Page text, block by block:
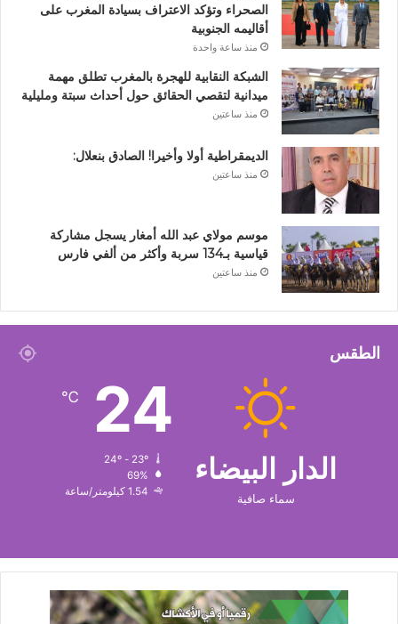
الصحراء وتؤكد الاعتراف بسيادة المغرب على
أقاليمه الجنوبية
منذ ساعة واحدة
الشبكة النقابية للهجرة بالمغرب تطلق مهمة
ميدانية لتقصي الحقائق حول أحداث سبتة ومليلية
منذ ساعتين
الديمقراطية أولا وأخيرا! الصادق بنعلال:
منذ ساعتين
موسم مولاي عبد الله أمغار يسجل مشاركة
قياسية بـ134 سربة وأكثر من ألفي فارس
منذ ساعتين
الطقس
الدار البيضاء
سماء صافية
24
℃
69%
1.54 كيلومتر/ساعة